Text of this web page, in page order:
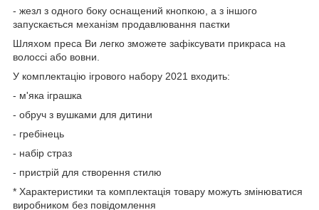
- жезл з одного боку оснащений кнопкою, а з іншого
запускається механізм продавлювання паєтки
Шляхом преса Ви легко зможете зафіксувати прикраса на
волоссі або вовни.
У комплектацію ігрового набору 2021 входить:
- м'яка іграшка
- обруч з вушками для дитини
- гребінець
- набір страз
- пристрій для створення стилю
* Характеристики та комплектація товару можуть змінюватися
виробником без повідомлення